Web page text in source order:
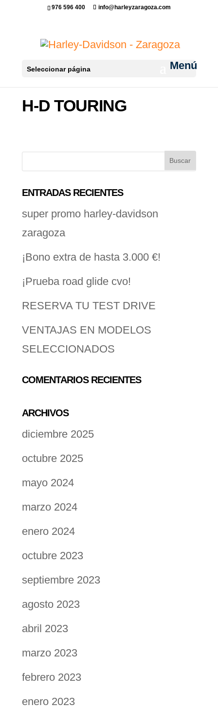
976 596 400 info@harleyzaragoza.com
Seleccionar página
H-D TOURING
ENTRADAS RECIENTES
super promo harley-davidson
zaragoza
¡Bono extra de hasta 3.000 €!
¡Prueba road glide cvo!
RESERVA TU TEST DRIVE
VENTAJAS EN MODELOS
SELECCIONADOS
COMENTARIOS RECIENTES
ARCHIVOS
diciembre 2025
octubre 2025
mayo 2024
marzo 2024
enero 2024
octubre 2023
septiembre 2023
agosto 2023
abril 2023
marzo 2023
febrero 2023
enero 2023